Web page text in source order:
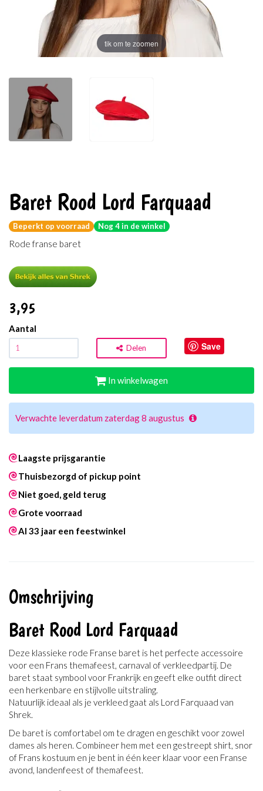
tik om te zoomen
Baret Rood Lord Farquaad
Beperkt op voorraad Nog 4 in de winkel
Rode franse baret
3,95
Aantal
Delen Save
In winkelwagen
Verwachte leverdatum zaterdag 8 augustus
Laagste prijsgarantie
Thuisbezorgd of pickup point
Niet goed, geld terug
Grote voorraad
Al 33 jaar een feestwinkel
Omschrijving
Baret Rood Lord Farquaad
Deze klassieke rode Franse baret is het perfecte accessoire
voor een Frans themafeest, carnaval of verkleedpartij. De
baret staat symbool voor Frankrijk en geeft elke outfit direct
een herkenbare en stijlvolle uitstraling.
Natuurlijk ideaal als je verkleed gaat als Lord Farquaad van
Shrek.
De baret is comfortabel om te dragen en geschikt voor zowel
dames als heren. Combineer hem met een gestreept shirt, snor
of Frans kostuum en je bent in één keer klaar voor een Franse
avond, landenfeest of themafeest.